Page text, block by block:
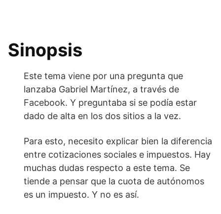
Sinopsis
Este tema viene por una pregunta que
lanzaba Gabriel Martínez, a través de
Facebook. Y preguntaba si se podía estar
dado de alta en los dos sitios a la vez.
Para esto, necesito explicar bien la diferencia
entre cotizaciones sociales e impuestos. Hay
muchas dudas respecto a este tema. Se
tiende a pensar que la cuota de autónomos
es un impuesto. Y no es así.